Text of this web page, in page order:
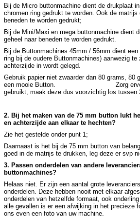
Bij de Micro buttonmachine dient de drukplaat
chromen ring gedrukt te worden. Ook de
beneden te worden gedrukt;
Bij de Mini/Maxi en mega buttonmachine dient
geheel naar beneden te worden gedrukt.
Bij de Buttonmachines 45mm / 56mm dient
ring bij de oudere Buttonmachines) aanwezig
achterzijde in wordt gelegd.
Gebruik papier niet zwaarder dan 80 grams, 80
een mooie Button. Zorg ervoor
gebruikt, maak deze dus voorzichtig los tussen
2. Bij het maken van de 75 mm button lukt
en achterzijde aan elkaar te hechten?
Zie het gestelde onder punt 1;
Daarnaast is het bij de 75 mm button van
goed in de matrijs te drukken, leg deze er svp
3. Passen onderdelen van andere
buttonmachines?
Helaas niet. Er zijn een aantal grote
onderdelen. Deze hebben nooit met elkaar
onderdelen van hetzelfde formaat, ook
alle gevallen is er een afwijking in het precieze
ons even een foto van uw machine.